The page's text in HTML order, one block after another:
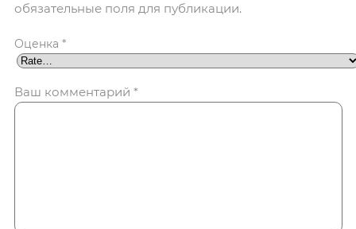
обязательные поля для публикации.
Оценка *
Ваш комментарий *